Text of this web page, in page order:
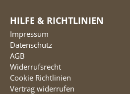
HILFE & RICHTLINIEN
Impressum
Datenschutz
AGB
Widerrufsrecht
Cookie Richtlinien
Vertrag widerrufen